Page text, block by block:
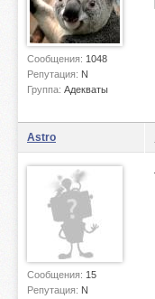
Сообщения: 1048
Репутация: N
Группа: Адекваты
Astro
Сообщения: 15
Репутация: N